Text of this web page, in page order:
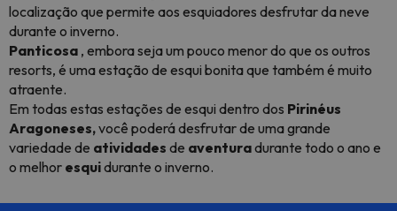
localização que permite aos esquiadores desfrutar da neve
durante o inverno.
Panticosa , embora seja um pouco menor do que os outros
resorts, é uma estação de esqui bonita que também é muito
atraente.
Em todas estas estações de esqui dentro dos Pirinéus
Aragoneses,você poderá desfrutar de uma grande
variedade de atividades de aventuradurante todo o ano e
o melhor esquidurante o inverno.